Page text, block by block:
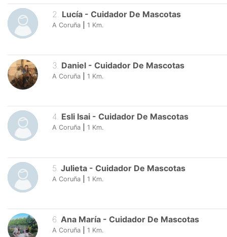
2. Lucía - Cuidador De Mascotas
A Coruña 1 Km.
3. Daniel - Cuidador De Mascotas
A Coruña 1 Km.
4. Esli Isai - Cuidador De Mascotas
A Coruña 1 Km.
5 Julieta - Cuidador De Mascotas
A Coruña 1 Km.
6 Ana María - Cuidador De Mascotas
A Coruña 1 Km.